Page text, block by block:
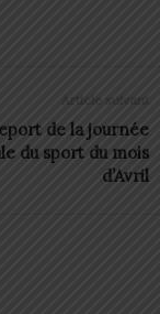
Article suivant
de la journée
du sport du mois
d’Avril